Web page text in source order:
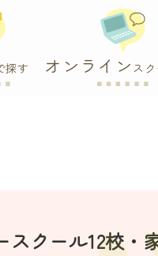
探す オンライン ス
スクール12校・